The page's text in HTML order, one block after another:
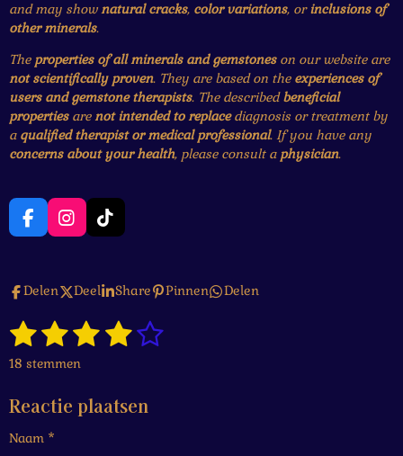
and may shownatural cracks, color variations, orinclusions of
other minerals.
The properties of all minerals and gemstoneson our website are
not scientifically proven. They are based on the experiences of
users and gemstone therapists. The describedbeneficial
propertiesarenot intended to replacediagnosis or treatment by
a qualified therapist or medical professional. If you have any
concerns about your health, please consult a physician.
F
a
b
o
k
I
n
a
r
m
T
i
o
Delen Deel Share Pinnen Delen
R
a
t
n
:
1
s
t
e
r
2
s
e
r
3
s
e
r
4
e
r
5
e
r
S
18 stemmen
Reactie plaatsen
Naam *